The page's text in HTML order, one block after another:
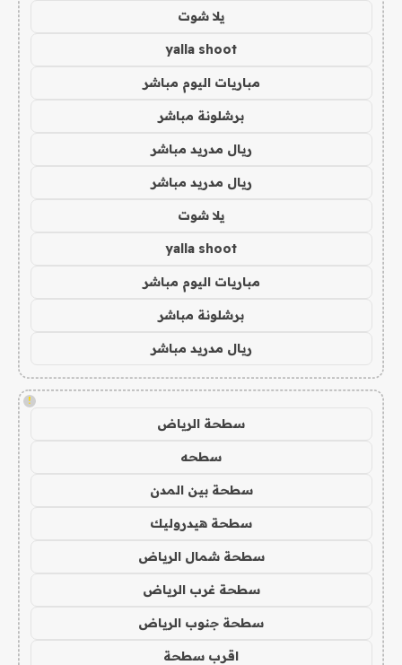
يلا شوت
yalla shoot
مباريات اليوم مباشر
برشلونة مباشر
ريال مدريد مباشر
ريال مدريد مباشر
يلا شوت
yalla shoot
مباريات اليوم مباشر
برشلونة مباشر
ريال مدريد مباشر
!
سطحة الرياض
سطحه
سطحة بين المدن
سطحة هيدروليك
سطحة شمال الرياض
سطحة غرب الرياض
سطحة جنوب الرياض
اقرب سطحة